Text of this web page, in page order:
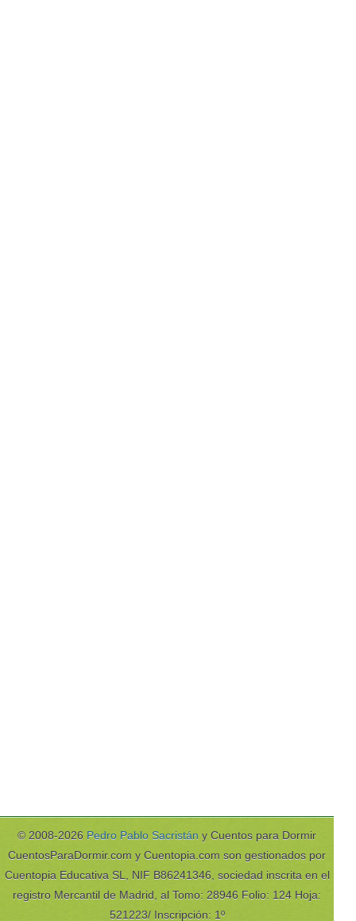
© 2008-2026 Pedro Pablo Sacristán y Cuentos para Dormir
CuentosParaDormir.com y Cuentopia.com son gestionados por
Cuentopia Educativa SL, NIF B86241346, sociedad inscrita en el
registro Mercantil de Madrid, al Tomo: 28946 Folio: 124 Hoja:
521223/ Inscripción: 1º